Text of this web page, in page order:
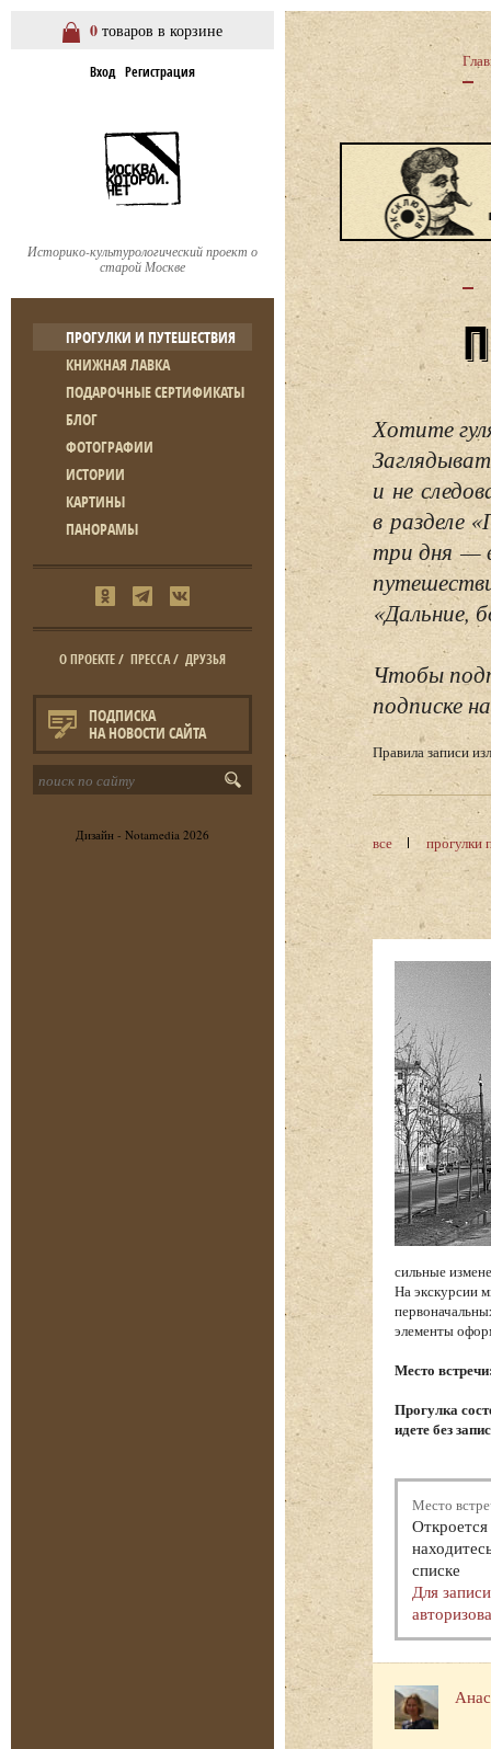
0 товаров в корзине
Вход Регистрация
Историко-культурологический проект о
старой Москве
ПРОГУЛКИ И ПУТЕШЕСТВИЯ
КНИЖНАЯ ЛАВКА
ПОДАРОЧНЫЕ СЕРТИФИКАТЫ
БЛОГ
ФОТОГРАФИИ
ИСТОРИИ
КАРТИНЫ
ПАНОРАМЫ
О ПРОЕКТЕ/ ПРЕССА/ ДРУЗЬЯ
ПОДПИСКА
НА НОВОСТИ САЙТА
Дизайн - Notamedia 2026
Хотите
и не
в разделе
три дня —
«Дальние,
Чтобы
подписке
Правила записи
все прогулки
сильные
На экскурсии
элементы
Место
Прогулка
идете без
Место
списке
Для